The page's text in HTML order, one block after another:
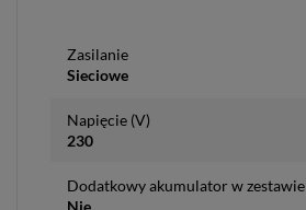
Zasilanie
Sieciowe
Napięcie (V)
230
Dodatkowy akumulator w zestawie
Nie